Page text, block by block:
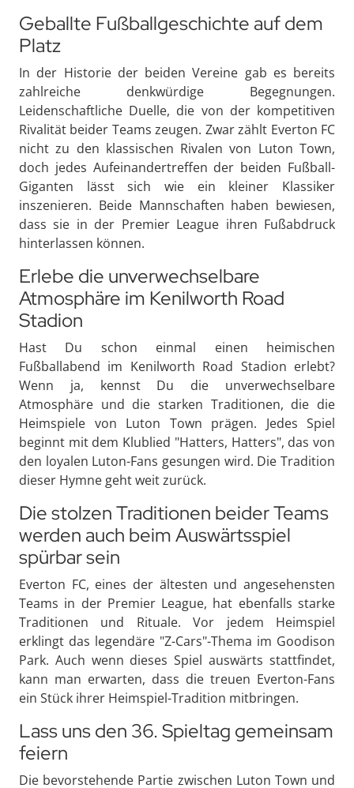
Geballte Fußballgeschichte auf dem
Platz
In der Historie der beiden Vereine gab es bereits
zahlreiche denkwürdige Begegnungen.
Leidenschaftliche Duelle, die von der kompetitiven
Rivalität beider Teams zeugen. Zwar zählt Everton FC
nicht zu den klassischen Rivalen von Luton Town,
doch jedes Aufeinandertreffen der beiden Fußball-
Giganten lässt sich wie ein kleiner Klassiker
inszenieren. Beide Mannschaften haben bewiesen,
dass sie in der Premier League ihren Fußabdruck
hinterlassen können.
Erlebe die unverwechselbare
Atmosphäre im Kenilworth Road
Stadion
Hast Du schon einmal einen heimischen
Fußballabend im Kenilworth Road Stadion erlebt?
Wenn ja, kennst Du die unverwechselbare
Atmosphäre und die starken Traditionen, die die
Heimspiele von Luton Town prägen. Jedes Spiel
beginnt mit dem Klublied "Hatters, Hatters", das von
den loyalen Luton-Fans gesungen wird. Die Tradition
dieser Hymne geht weit zurück.
Die stolzen Traditionen beider Teams
werden auch beim Auswärtsspiel
spürbar sein
Everton FC, eines der ältesten und angesehensten
Teams in der Premier League, hat ebenfalls starke
Traditionen und Rituale. Vor jedem Heimspiel
erklingt das legendäre "Z-Cars"-Thema im Goodison
Park. Auch wenn dieses Spiel auswärts stattfindet,
kann man erwarten, dass die treuen Everton-Fans
ein Stück ihrer Heimspiel-Tradition mitbringen.
Lass uns den 36. Spieltag gemeinsam
feiern
Die bevorstehende Partie zwischen Luton Town und